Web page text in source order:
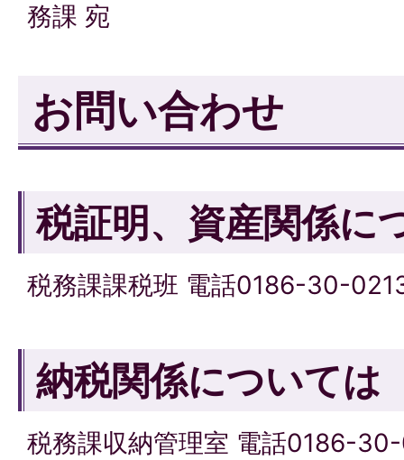
務課 宛
お問い合わせ
税証明、資産関係に
税務課課税班 電話0186-30-
納税関係については
税務課収納管理室 電話0186-